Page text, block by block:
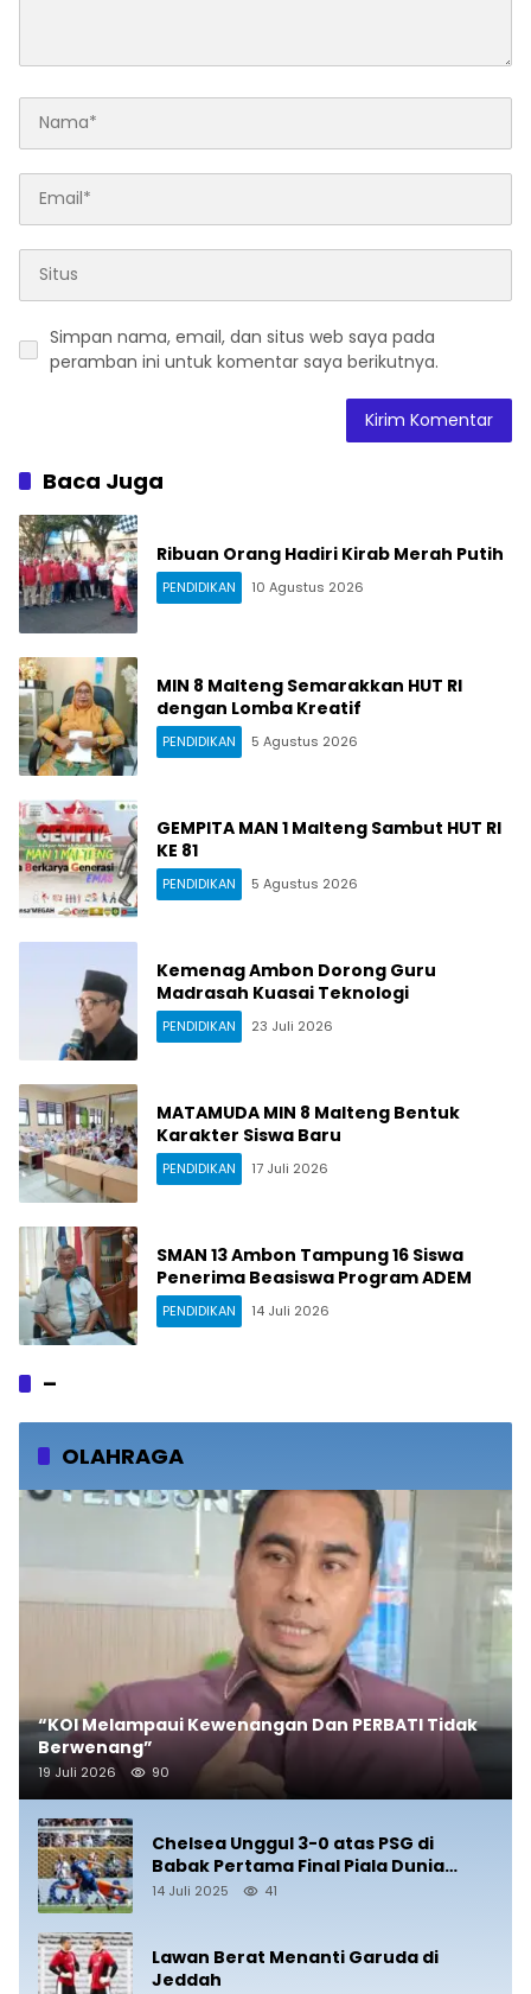
Simpan nama, email, dan situs web saya pada
peramban ini untuk komentar saya berikutnya.
Baca Juga
Ribuan Orang Hadiri Kirab Merah Putih
PENDIDIKAN 10 Agustus 2026
MIN 8 Malteng Semarakkan HUT RI
dengan Lomba Kreatif
PENDIDIKAN 5 Agustus 2026
GEMPITA MAN 1 Malteng Sambut HUT RI
KE 81
PENDIDIKAN 5 Agustus 2026
Kemenag Ambon Dorong Guru
Madrasah Kuasai Teknologi
PENDIDIKAN 23 Juli 2026
MATAMUDA MIN 8 Malteng Bentuk
Karakter Siswa Baru
PENDIDIKAN 17 Juli 2026
SMAN 13 Ambon Tampung 16 Siswa
Penerima Beasiswa Program ADEM
PENDIDIKAN 14 Juli 2026
–
OLAHRAGA
“KOI Melampaui Kewenangan Dan PERBATI Tidak
Berwenang”
19 Juli 2026 90
Chelsea Unggul 3-0 atas PSG di
Babak Pertama Final Piala Dunia
Antarklub 2025
14 Juli 2025 41
Lawan Berat Menanti Garuda di
Jeddah